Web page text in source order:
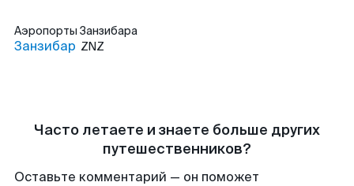
Аэропорты Занзибара
Занзибар ZNZ
Часто летаете и знаете больше других
путешественников?
Оставьте комментарий — он поможет